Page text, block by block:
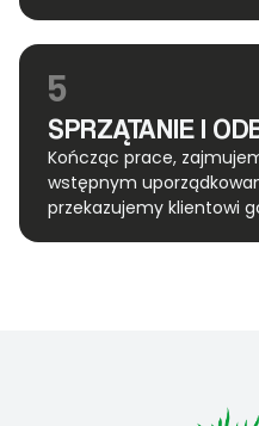
5
SPRZĄTANIE I
Kończąc prace,
wstępnym
przekazujemy klientowi